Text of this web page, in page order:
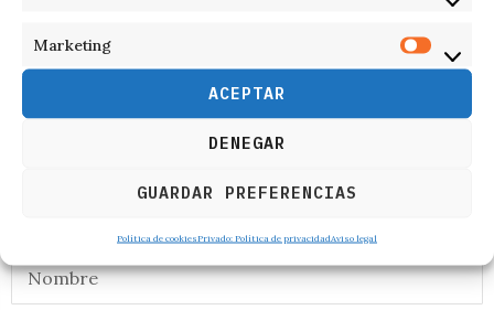
Marketing
ACEPTAR
DENEGAR
GUARDAR PREFERENCIAS
Política de cookiesPrivado: Política de privacidadAviso legal